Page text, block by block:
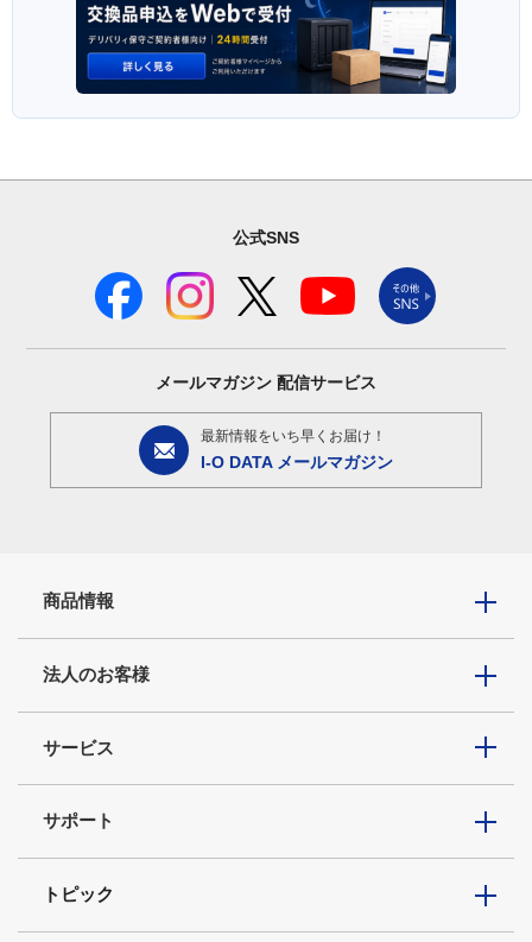
公式SNS
メールマガジン 配信サービス
最新情報をいち早くお届け！
I-O DATA メールマガジン
商品情報
法人のお客様
サービス
サポート
トピック